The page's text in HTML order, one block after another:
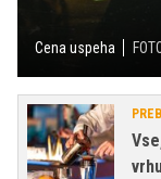
Cena uspeha